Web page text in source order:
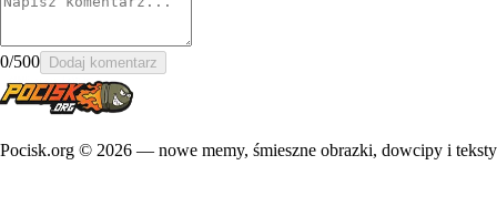
0/500 Dodaj komentarz
Pocisk.org © 2026 — nowe memy, śmieszne obrazki, dowcipy i teksty